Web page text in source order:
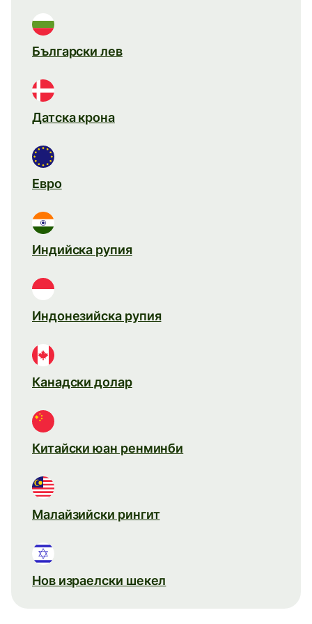
Български лев
Датска крона
Евро
Индийска рупия
Индонезийска рупия
Канадски долар
Китайски юан ренминби
Малайзийски рингит
Нов израелски шекел